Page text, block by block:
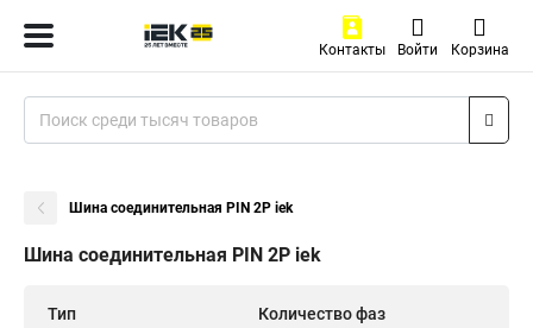
Контакты Войти Корзина
Шина соединительная PIN 2P iek
Шина соединительная PIN 2P iek
Тип Количество фаз